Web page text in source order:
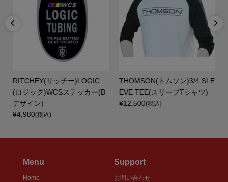

RITCHEY(リッチー)LOGIC
(ロジック)WCSステッカー(B
デザイン)
¥4,980(税込)
THOMSON(トムソン)3/4 SLE
EVE TEE(スリーブTシャツ)
¥12,500(税込)

Menu
Home
Support
お問い合わせ